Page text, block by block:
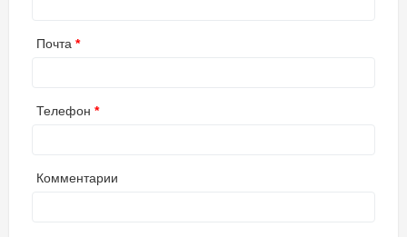
Почта
Телефон
Комментарии